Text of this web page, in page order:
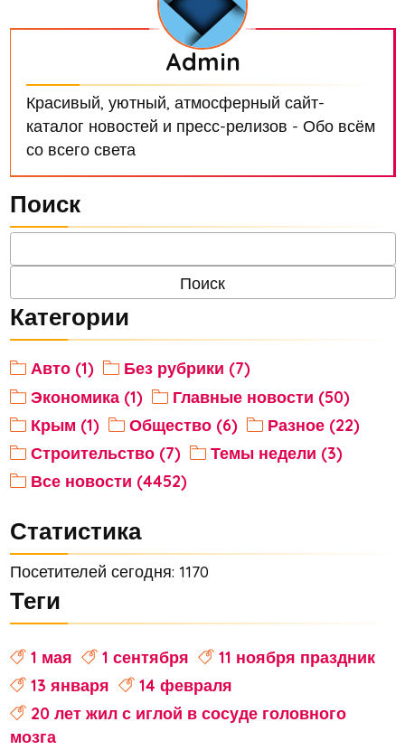
Admin
Красивый, уютный, атмосферный сайт-
каталог новостей и пресс-релизов - Обо всём
со всего света
Поиск
Категории
Авто (1)
Без рубрики (7)
Экономика (1)
Главные новости (50)
Крым (1)
Общество (6)
Разное (22)
Строительство (7)
Темы недели (3)
Все новости (4452)
Статистика
Посетителей сегодня: 1170
Теги
1 мая 1 сентября
11 ноября праздник
13 января
14 февраля
20 лет жил с иглой в сосуде головного
мозга